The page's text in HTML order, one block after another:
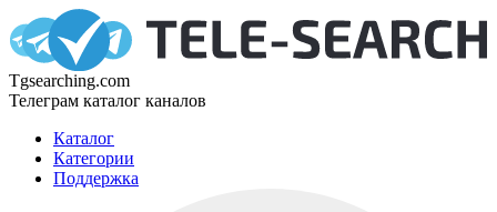
Tgsearching.com
Телеграм каталог каналов
Каталог
Категории
Поддержка